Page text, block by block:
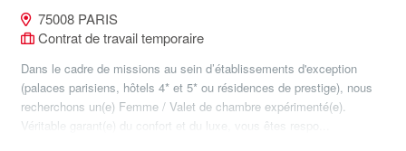
75008 PARIS
Contrat de travail temporaire
Dans le cadre de missions au sein d’établissements d'exception
(palaces parisiens, hôtels 4* et 5* ou résidences de prestige), nous
recherchons un(e) Femme / Valet de chambre expérimenté(e).
Véritable garant(e) du confort et du luxe, vous êtes respo...